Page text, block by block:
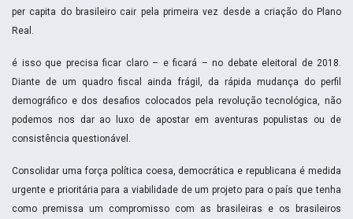
per capita do brasileiro cair pela primeira vez desde a criação do Plano
Real.
é isso que precisa ficar claro – e ficará – no debate eleitoral de 2018.
Diante de um quadro fiscal ainda frágil, da rápida mudança do perfil
demográfico e dos desafios colocados pela revolução tecnológica, não
podemos nos dar ao luxo de apostar em aventuras populistas ou de
consistência questionável.
Consolidar uma força política coesa, democrática e republicana é medida
urgente e prioritária para a viabilidade de um projeto para o país que tenha
como premissa um compromisso com as brasileiras e os brasileiros